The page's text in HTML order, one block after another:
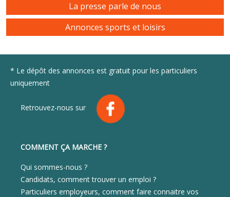
La presse parle de nous
Annonces sports et loisirs
* Le dépôt des annonces est gratuit pour les particuliers
uniquement
Retrouvez-nous sur
COMMENT ÇA MARCHE ?
Qui sommes-nous ?
Candidats, comment trouver un emploi ?
Particuliers employeurs, comment faire connaitre vos